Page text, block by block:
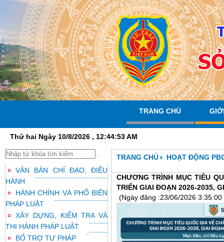
TRANG CHỦ
Thứ hai Ngày 10/8/2026 , 12:44:53 AM
VĂN BẢN CHỈ ĐẠO, ĐIỀU
HÀNH
HÀNH CHÍNH VÀ PHỔ BIẾN
PHÁP LUẬT
XÂY DỰNG, KIỂM TRA VÀ
THI HÀNH PHÁP LUẬT
BỔ TRỢ TƯ PHÁP
TRANG CHỦ HOẠT ĐỘNG
CHƯƠNG TRÌNH MỤC TIÊU
TRIỂN GIAI ĐOẠN 2026-2035,
(Ngày đăng :23/06/2026 3:35:00